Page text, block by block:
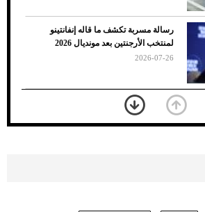
لون البنطلون المناسب للقميص
رسالة مسربة تكشف ما قاله إنفانتينو
لمنتخب الأرجنتين بعد مونديال 2026
2026-07-26
«الجوازات» تكشف طريقة استخراج رقم
الحدود للزائر عبر أبشر